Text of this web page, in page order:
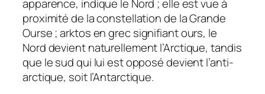
apparence, indique le Nord ; elle est vue à
proximité de la constellation de la Grande
Ourse ;arktosen grec signifiantours, le
Nord devient naturellement l’Arctique, tandis
que le sud qui lui est opposé devient l’anti-
arctique, soit l’Antarctique.